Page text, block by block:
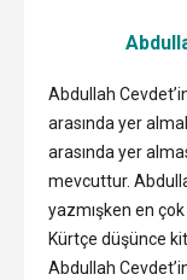
Abdullah
arasında yer
arasında yer
mevcuttur.
yazmışken en
Kürtçe düşünce
Abdullah